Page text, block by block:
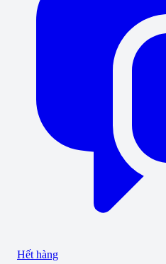
Hết hàng